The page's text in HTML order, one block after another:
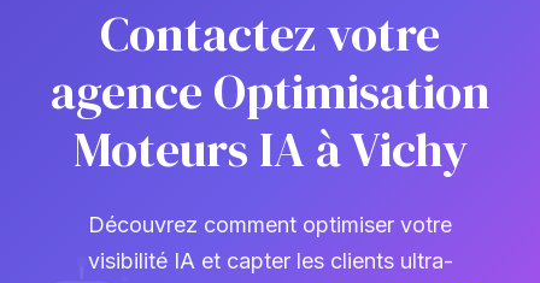
Contactez votre
agence Optimisation
Moteurs IA à Vichy
Découvrez comment optimiser votre
visibilité IA et capter les clients ultra-